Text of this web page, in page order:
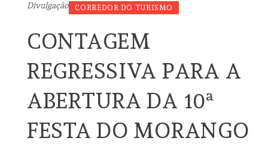
Divulgação CORREDOR DO TURISMO
CONTAGEM
REGRESSIVA PARA A
ABERTURA DA 10ª
FESTA DO MORANGO